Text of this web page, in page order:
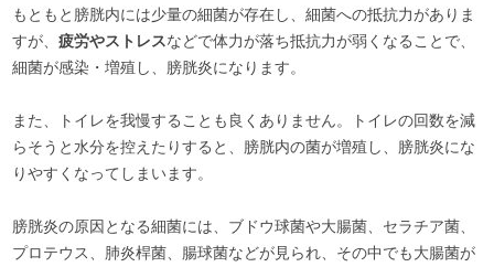
もともと膀胱内には少量の細菌が存在し、細菌への抵抗力がありま
すが、疲労やストレスなどで体力が落ち抵抗力が弱くなることで、
細菌が感染・増殖し、膀胱炎になります。
また、トイレを我慢することも良くありません。トイレの回数を減
らそうと水分を控えたりすると、膀胱内の菌が増殖し、膀胱炎にな
りやすくなってしまいます。
膀胱炎の原因となる細菌には、ブドウ球菌や大腸菌、セラチア菌、
プロテウス、肺炎桿菌、腸球菌などが見られ、その中でも大腸菌が